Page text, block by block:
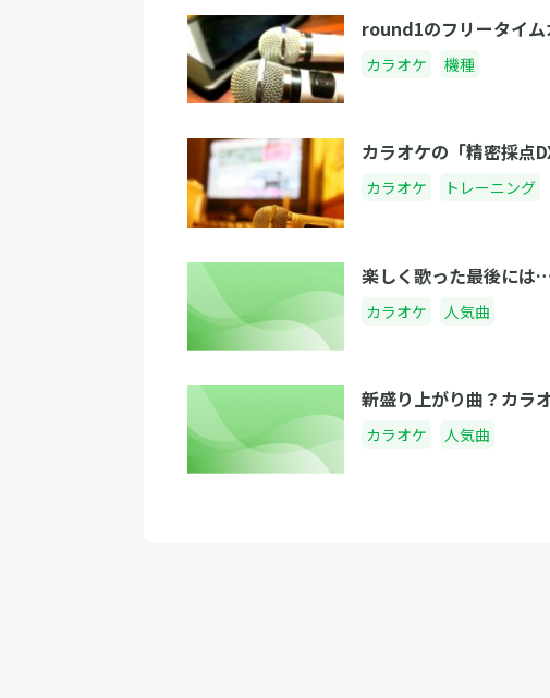
round1のフリータイム
カラオケ 機種
カラオケの「精密採点
カラオケ トレーニング
楽しく歌った最後には
カラオケ 人気曲
新盛り上がり曲？カラ
カラオケ 人気曲